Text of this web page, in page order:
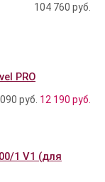
104 760 руб.
PRO
руб. 12 190 руб.
1 V1 (для